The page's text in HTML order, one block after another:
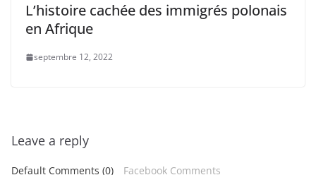
L’histoire cachée des immigrés polonais
en Afrique
septembre 12, 2022
Leave a reply
Default Comments (0) Facebook Comments